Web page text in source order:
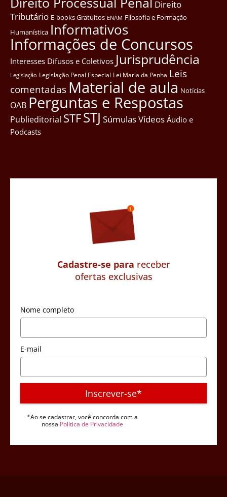
Direito
Tributário E-books Gratuitos ENAM Filosofia e Formação
Humanística Informativos
Informações de Concursos
Interesses Difusos e Coletivos Jurisprudência
Legislação Legislação Penal Especial Lei Maria da Penha Leis
comentadas Material de aula Notícias
OAB Perguntas e Respostas
Publieditorial STFSTJ SúmulasVídeos Áudio e
Podcasts
Cadastre-se para receber
ofertas exclusivas
Nome completo
E-mail
Inscrever-se*
*Ao se cadastrar, você concorda com a
nossa Política de Privacidade